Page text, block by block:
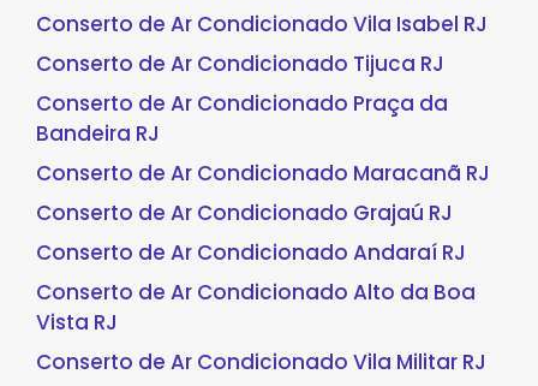
Conserto de Ar Condicionado Vila Isabel RJ
Conserto de Ar Condicionado Tijuca RJ
Conserto de Ar Condicionado Praça da
Bandeira RJ
Conserto de Ar Condicionado Maracanã RJ
Conserto de Ar Condicionado Grajaú RJ
Conserto de Ar Condicionado Andaraí RJ
Conserto de Ar Condicionado Alto da Boa
Vista RJ
Conserto de Ar Condicionado Vila Militar RJ